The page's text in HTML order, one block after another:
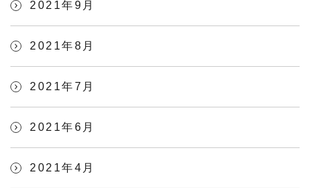
2021年9月
2021年8月
2021年7月
2021年6月
2021年4月